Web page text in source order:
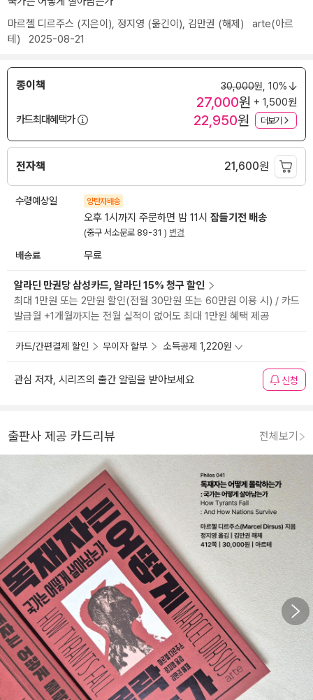
마르첼 디르주스 (지은이), 정지영 (옮긴이), 김만권 (해제) arte(아르
테) 2025-08-21
종이책 30,000원, 10%
27,000원 + 1,500원
카드최대혜택가
22,950원 더보기
전자책 21,600원
수령예상일 양탄자배송
오후 1시까지 주문하면 밤 11시 잠들기전 배송
(중구 서소문로 89-31 ) 변경
배송료 무료
알라딘 만권당 삼성카드, 알라딘 15% 청구 할인
최대 1만원 또는 2만원 할인(전월 30만원 또는 60만원 이용 시) / 카드
발급월 +1개월까지는 전월 실적이 없어도 최대 1만원 혜택 제공
카드/간편결제 할인 무이자 할부 소득공제 1,220원
관심 저자, 시리즈의 출간 알림을 받아보세요 신청
출판사 제공 카드리뷰 전체보기